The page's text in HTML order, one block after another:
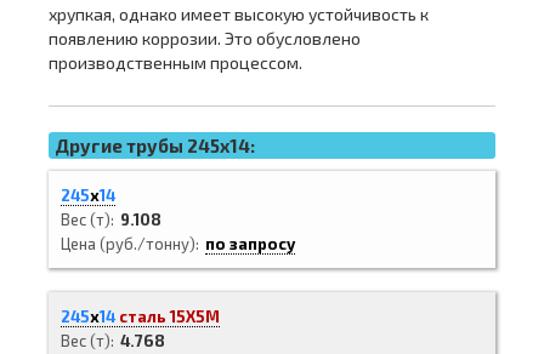
хрупкая, однако имеет высокую устойчивость к
появлению коррозии. Это обусловлено
производственным процессом.
Другие трубы 245x14:
245х14
Вес (т)
9.108
Цена (руб./тонну)
по запросу
245х14 сталь 15Х5М
Вес (т) 4.768